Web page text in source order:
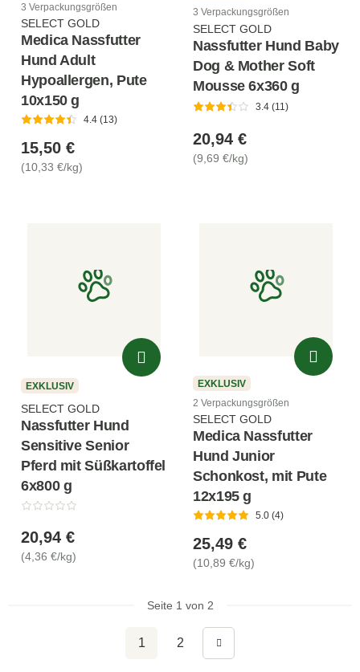
3 Verpackungsgrößen
SELECT GOLD
Medica Nassfutter
Hund Adult
Hypoallergen, Pute
10x150 g
4.4 (13)
15,50 €
(10,33 €/kg)
3 Verpackungsgrößen
SELECT GOLD
Nassfutter Hund Baby
Dog & Mother Soft
Mousse 6x360 g
3.4 (11)
20,94 €
(9,69 €/kg)
EXKLUSIV
SELECT GOLD
Nassfutter Hund
Sensitive Senior
Pferd mit Süßkartoffel
6x800 g
20,94 €
(4,36 €/kg)
EXKLUSIV
2 Verpackungsgrößen
SELECT GOLD
Medica Nassfutter
Hund Junior
Schonkost, mit Pute
12x195 g
5.0 (4)
25,49 €
(10,89 €/kg)
Seite 1 von 2
1 2